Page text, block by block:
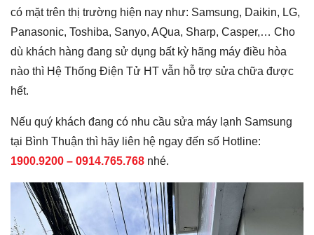
có mặt trên thị trường hiện nay như: Samsung, Daikin, LG,
Panasonic, Toshiba, Sanyo, AQua, Sharp, Casper,… Cho
dù khách hàng đang sử dụng bất kỳ hãng máy điều hòa
nào thì Hệ Thống Điện Tử HT vẫn hỗ trợ sửa chữa được
hết.
Nếu quý khách đang có nhu cầu sửa máy lạnh Samsung
tại Bình Thuận thì hãy liên hệ ngay đến số Hotline:
1900.9200 – 0914.765.768 nhé.